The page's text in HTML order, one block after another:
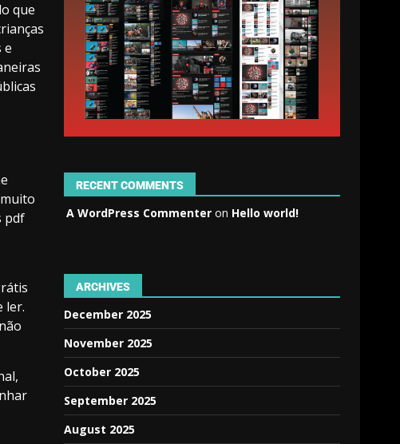
que
e
pdf
ler.
RECENT COMMENTS
A WordPress Commenter on Hello world!
ARCHIVES
December 2025
November 2025
October 2025
September 2025
August 2025